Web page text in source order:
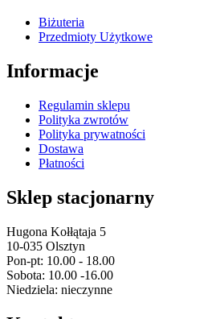
Biżuteria
Przedmioty Użytkowe
Informacje
Regulamin sklepu
Polityka zwrotów
Polityka prywatności
Dostawa
Płatności
Sklep stacjonarny
Hugona Kołłątaja 5
10-035 Olsztyn
Pon-pt: 10.00 - 18.00
Sobota: 10.00 -16.00
Niedziela: nieczynne